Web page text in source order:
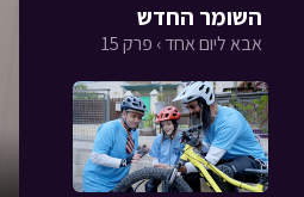
השומר החדש
אבא ליום אחד › פרק 15